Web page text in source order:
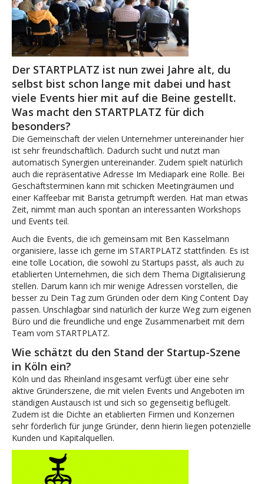
Der STARTPLATZ ist nun zwei Jahre alt, du
selbst bist schon lange mit dabei und hast
viele Events hier mit auf die Beine gestellt.
Was macht den STARTPLATZ für dich
besonders?
Die Gemeinschaft der vielen Unternehmer untereinander hier
ist sehr freundschaftlich. Dadurch sucht und nutzt man
automatisch Synergien untereinander. Zudem spielt natürlich
auch die repräsentative Adresse Im Mediapark eine Rolle. Bei
Geschäftsterminen kann mit schicken Meetingräumen und
einer Kaffeebar mit Barista getrumpft werden. Hat man etwas
Zeit, nimmt man auch spontan an interessanten Workshops
und Events teil.
Auch die Events, die ich gemeinsam mit Ben Kasselmann
organisiere, lasse ich gerne im STARTPLATZ stattfinden. Es ist
eine tolle Location, die sowohl zu Startups passt, als auch zu
etablierten Unternehmen, die sich dem Thema Digitalisierung
stellen. Darum kann ich mir wenige Adressen vorstellen, die
besser zu Dein Tag zum Gründen oder dem King Content Day
passen. Unschlagbar sind natürlich der kurze Weg zum eigenen
Büro und die freundliche und enge Zusammenarbeit mit dem
Team vom STARTPLATZ.
Wie schätzt du den Stand der Startup-Szene
in Köln ein?
Köln und das Rheinland insgesamt verfügt über eine sehr
aktive Gründerszene, die mit vielen Events und Angeboten im
ständigen Austausch ist und sich so gegenseitig beflügelt.
Zudem ist die Dichte an etablierten Firmen und Konzernen
sehr förderlich für junge Gründer, denn hierin liegen potenzielle
Kunden und Kapitalquellen.